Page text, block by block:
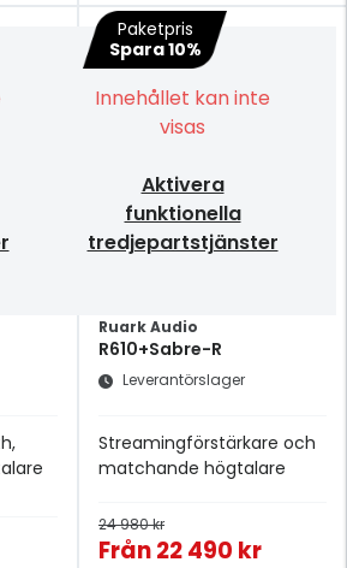
Paketpris
Spara 10%
Innehållet kan inte
visas
Aktivera
funktionella
tredjepartstjänster
Ruark Audio
R610+Sabre-R
Leverantörslager
Streamingförstärkare och
matchande högtalare
24 980 kr
Från22 490 kr